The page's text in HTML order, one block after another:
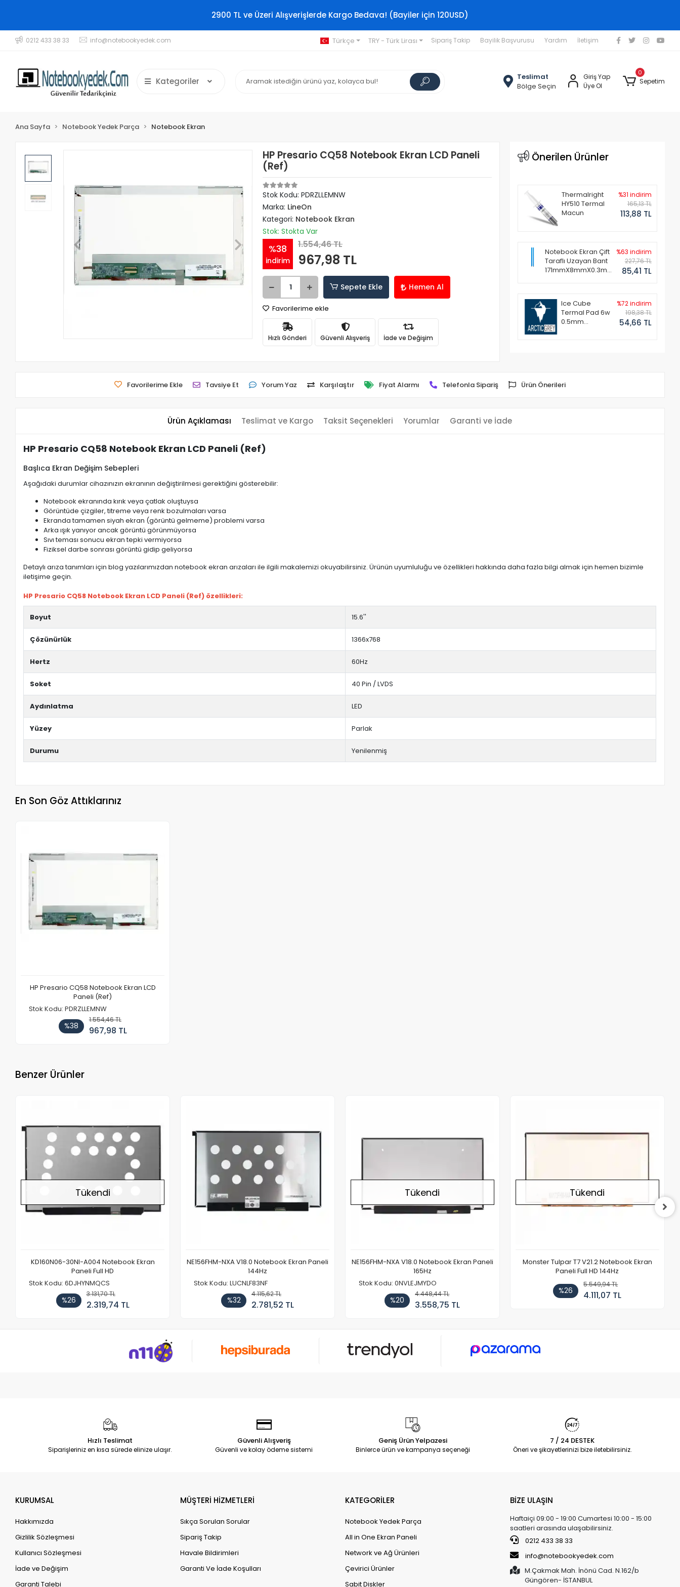
2900 TL ve Üzeri Alışverişlerde Kargo Bedava! (Bayiler için 120USD)
0212 433 38 33 info@notebookyedek.com Türkçe TRY - Türk Lirası Sipariş Takip Bayilik Başvurusu Yardım İletişim
Kategoriler
Teslimat
Bölge Seçin
Giriş Yap
Üye Ol
0
Sepetim
Ana Sayfa Notebook Yedek Parça Notebook Ekran
HP Presario CQ58 Notebook Ekran LCD Paneli
(Ref)
Stok Kodu: PDRZLLEMNW
Marka: LineOn
Kategori: Notebook Ekran
Stok: Stokta Var
%38
indirim
1.554,46 TL
967,98 TL
Sepete Ekle Hemen Al
Favorilerime ekle
Hızlı Gönderi Güvenli Alışveriş İade ve Değişim
Önerilen Ürünler
Thermalright
HY510 Termal
Macun
%31 indirim
165,13 TL
113,88 TL
Notebook Ekran Çift
Taraflı Uzayan Bant
171mmX8mmX0.3mm
%63 indirim
227,76 TL
85,41 TL
Ice Cube
Termal Pad 6w
0.5mm
%72 indirim
198,38 TL
54,66 TL
Favorilerime Ekle Tavsiye Et Yorum Yaz Karşılaştır Fiyat Alarmı Telefonla Sipariş Ürün Önerileri
Ürün Açıklaması Teslimat ve Kargo Taksit Seçenekleri Yorumlar Garanti ve İade
HP Presario CQ58 Notebook Ekran LCD Paneli (Ref)
Başlıca Ekran Değişim Sebepleri
Aşağıdaki durumlar cihazınızın ekranının değiştirilmesi gerektiğini gösterebilir:
Notebook ekranında kırık veya çatlak oluştuysa
Görüntüde çizgiler, titreme veya renk bozulmaları varsa
Ekranda tamamen siyah ekran (görüntü gelmeme) problemi varsa
Arka ışık yanıyor ancak görüntü görünmüyorsa
Sıvı teması sonucu ekran tepki vermiyorsa
Fiziksel darbe sonrası görüntü gidip geliyorsa
Detaylı arıza tanımları için blog yazılarımızdan notebook ekran arızaları ile ilgili makalemizi okuyabilirsiniz. Ürünün uyumluluğu ve özellikleri hakkında daha fazla bilgi almak için hemen bizimle
iletişime geçin.
HP Presario CQ58 Notebook Ekran LCD Paneli (Ref) özellikleri:
Boyut 15.6''
Çözünürlük 1366x768
Hertz 60Hz
Soket 40 Pin / LVDS
Aydınlatma LED
Yüzey Parlak
Durumu Yenilenmiş
En Son Göz Attıklarınız
HP Presario CQ58 Notebook Ekran LCD
Paneli (Ref)
Stok Kodu: PDRZLLEMNW
%38
1.554,46 TL
967,98 TL
Benzer Ürünler
Tükendi
KD160N06-30NI-A004 Notebook Ekran
Paneli Full HD
Stok Kodu: 6DJHYNMQCS
%26
3.131,70 TL
2.319,74 TL
NE156FHM-NXA V18.0 Notebook Ekran Paneli
144Hz
Stok Kodu: LUCNLF83NF
%32
4.115,62 TL
2.781,52 TL
Tükendi
NE156FHM-NXA V18.0 Notebook Ekran Paneli
165Hz
Stok Kodu: 0NVLEJMYDO
%20
4.448,44 TL
3.558,75 TL
Tükendi
Monster Tulpar T7 V21.2 Notebook Ekran
Paneli Full HD 144Hz
%26
5.549,94 TL
4.111,07 TL
Hızlı Teslimat
Siparişleriniz en kısa sürede elinize ulaşır.
Güvenli Alışveriş
Güvenli ve kolay ödeme sistemi
Geniş Ürün Yelpazesi
Binlerce ürün ve kampanya seçeneği
7 / 24 DESTEK
Öneri ve şikayetlerinizi bize iletebilirsiniz.
KURUMSAL
Hakkımızda
Gizlilik Sözleşmesi
Kullanıcı Sözleşmesi
İade ve Değişim
Garanti Talebi
MÜŞTERİ HİZMETLERİ
Sıkça Sorulan Sorular
Sipariş Takip
Havale Bildirimleri
Garanti Ve İade Koşulları
KATEGORİLER
Notebook Yedek Parça
All in One Ekran Paneli
Network ve Ağ Ürünleri
Çevirici Ürünler
Sabit Diskler
BİZE ULAŞIN
Haftaiçi 09:00 - 19:00 Cumartesi 10:00 - 15:00
saatleri arasında ulaşabilirsiniz.
0212 433 38 33
info@notebookyedek.com
M.Çakmak Mah. İnönü Cad. N.162/b
Güngören- İSTANBUL